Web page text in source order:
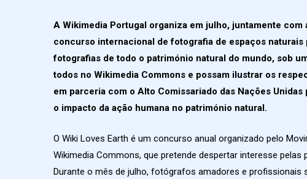
A Wikimedia Portugal organiza em julho, juntamente
concurso internacional de fotografia de espaços
fotografias de todo o património natural do mundo, sob
todos no Wikimedia Commons e possam ilustrar os
em parceria com o Alto Comissariado das Nações
o impacto da ação humana no património natural.
O Wiki Loves Earth é um concurso anual organizado pelo
Wikimedia Commons, que pretende despertar interesse
Durante o mês de julho, fotógrafos amadores e